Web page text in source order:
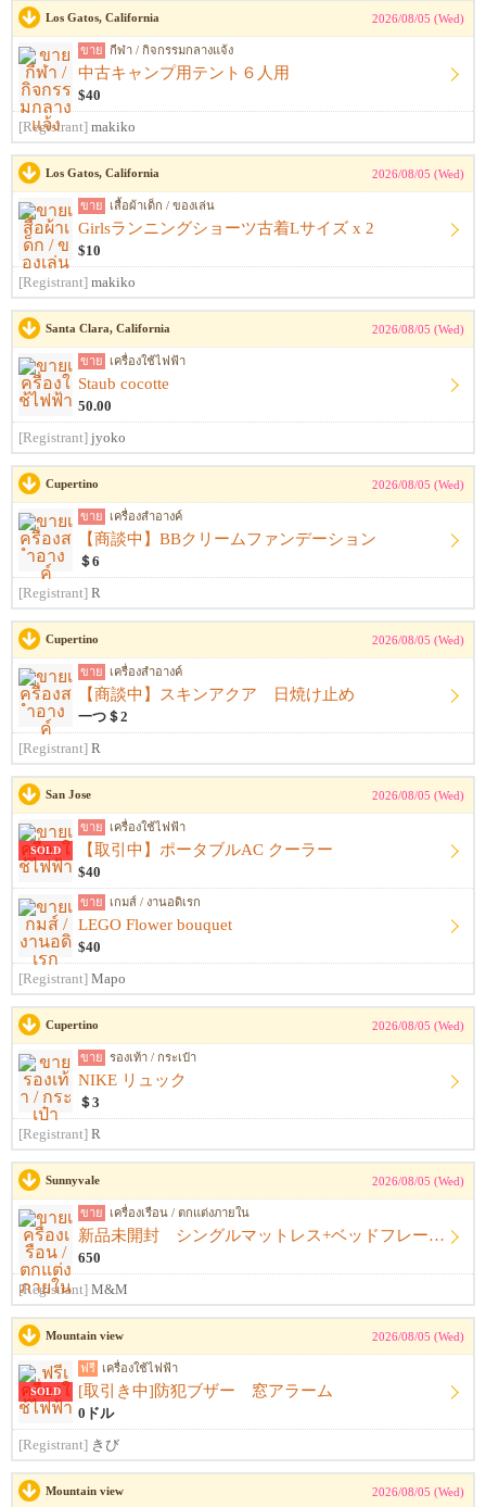
Los Gatos, California 2026/08/05 (Wed)
ขาย กีฬา / กิจกรรมกลางแจ้ง
中古キャンプ用テント６人用
$40
[Registrant] makiko
Los Gatos, California 2026/08/05 (Wed)
ขาย เสื้อผ้าเด็ก / ของเล่น
Girlsランニングショーツ古着Lサイズ x 2
$10
[Registrant] makiko
Santa Clara, California 2026/08/05 (Wed)
ขาย เครื่องใช้ไฟฟ้า
Staub cocotte
50.00
[Registrant] jyoko
Cupertino 2026/08/05 (Wed)
ขาย เครื่องสำอางค์
【商談中】BBクリームファンデーション
＄6
[Registrant] R
Cupertino 2026/08/05 (Wed)
ขาย เครื่องสำอางค์
【商談中】スキンアクア 日焼け止め
一つ＄2
[Registrant] R
San Jose 2026/08/05 (Wed)
SOLD
ขาย เครื่องใช้ไฟฟ้า
【取引中】ポータブルAC クーラー
$40
ขาย เกมส์ / งานอดิเรก
LEGO Flower bouquet
$40
[Registrant] Mapo
Cupertino 2026/08/05 (Wed)
ขาย รองเท้า / กระเป๋า
NIKE リュック
＄3
[Registrant] R
Sunnyvale 2026/08/05 (Wed)
ขาย เครื่องเรือน / ตกแต่งภายใน
新品未開封 シングルマットレス+ベッドフレーム+シーツ
650
[Registrant] M&M
Mountain view 2026/08/05 (Wed)
SOLD
ฟรี เครื่องใช้ไฟฟ้า
[取引き中]防犯ブザー 窓アラーム
0ドル
[Registrant] きび
Mountain view 2026/08/05 (Wed)